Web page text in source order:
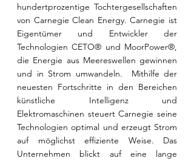
hundertprozentige Tochtergesellschaften
von Carnegie Clean Energy. Carnegie ist
Eigentümer und Entwickler der
Technologien CETO® und MoorPower®,
die Energie aus Meereswellen gewinnen
und in Strom umwandeln.  Mithilfe der
neuesten Fortschritte in den Bereichen
künstliche Intelligenz und
Elektromaschinen steuert Carnegie seine
Technologien optimal und erzeugt Strom
auf möglichst effiziente Weise. Das
Unternehmen blickt auf eine lange